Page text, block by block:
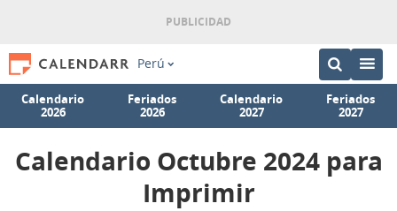
Perú
Calendario
2026
Feriados
2026
Calendario
2027
Feriados
2027
Calendario Octubre 2024 para
Imprimir